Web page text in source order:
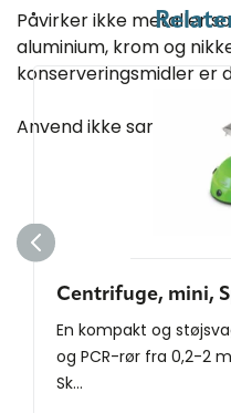
Påvirker ikke metaller
aluminium, krom og
konserveringsmidler er
Anvend ikke sammen
Centrifuge, mini,
En kompakt og
og PCR-rør fra 0,2-2
Sk...